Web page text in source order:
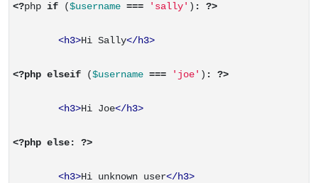
<?php if ($username === 'sally' ) : ?>
<h3>Hi Sally</h3>
<?php elseif ($username === 'joe' ) : ?>
<h3>Hi Joe</h3>
<?php else: ?>
<h3>Hi unknown user</h3>